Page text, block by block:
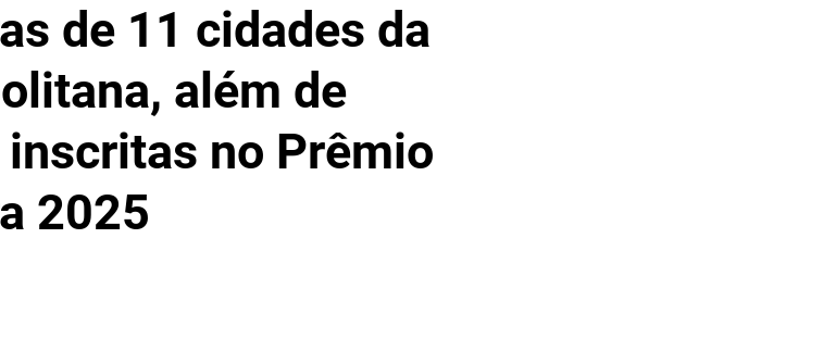
de 11 cidades da
além de
no Prêmio
2025